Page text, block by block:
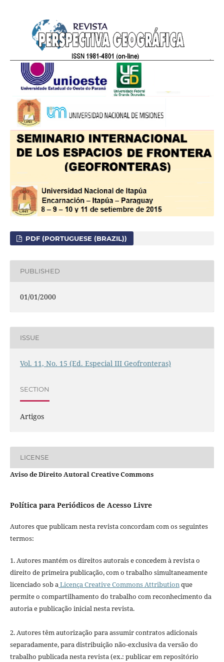
PDF (PORTUGUESE (BRAZIL))
PUBLISHED
01/01/2000
ISSUE
Vol. 11, No. 15 (Ed. Especial III Geofronteras)
SECTION
Artigos
LICENSE
Aviso de Direito Autoral Creative Commons
Política para Periódicos de Acesso Livre
Autores que publicam nesta revista concordam com os seguintes
termos:
1. Autores mantém os direitos autorais e concedem à revista o
direito de primeira publicação, com o trabalho simultaneamente
licenciado sob aLicença Creative Commons Attributionque
permite o compartilhamento do trabalho com reconhecimento da
autoria e publicação inicial nesta revista.
2. Autores têm autorização para assumir contratos adicionais
separadamente, para distribuição não-exclusiva da versão do
trabalho publicada nesta revista (ex.: publicar em repositório